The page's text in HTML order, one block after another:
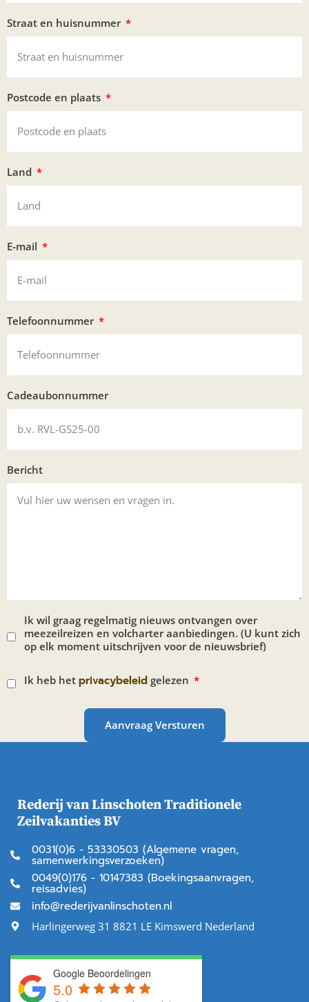
Straat en huisnummer
Postcode en plaats
Land
E-mail
Telefoonnummer
Cadeaubonnummer
Bericht
Ik wil graag regelmatig nieuws ontvangen over
meezeilreizen en volcharter aanbiedingen. (U kunt zich
op elk moment uitschrijven voor de nieuwsbrief)
Ik heb het privacybeleid gelezen
Aanvraag Versturen
Rederij van Linschoten Traditionele
Zeilvakanties BV
0031(0)6 - 53330503 (Algemene vragen,
samenwerkingsverzoeken)
0049(0)176 - 10147383 (Boekingsaanvragen,
reisadvies)
info@rederijvanlinschoten.nl
Harlingerweg 31 8821 LE Kimswerd Nederland
Google Beoordelingen
5.0